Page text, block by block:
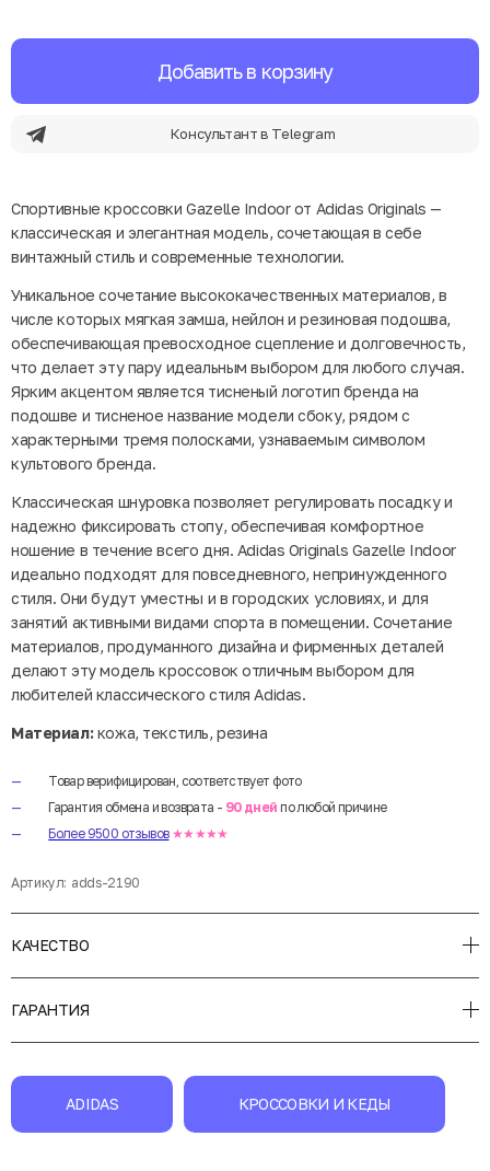
Добавить в корзину
Консультант в Telegram
Спортивные кроссовки Gazelle Indoor от Adidas Originals —
классическая и элегантная модель, сочетающая в себе
винтажный стиль и современные технологии.
Уникальное сочетание высококачественных материалов, в
числе которых мягкая замша, нейлон и резиновая подошва,
обеспечивающая превосходное сцепление и долговечность,
что делает эту пару идеальным выбором для любого случая.
Ярким акцентом является тисненый логотип бренда на
подошве и тисненое название модели сбоку, рядом с
характерными тремя полосками, узнаваемым символом
культового бренда.
Классическая шнуровка позволяет регулировать посадку и
надежно фиксировать стопу, обеспечивая комфортное
ношение в течение всего дня. Adidas Originals Gazelle Indoor
идеально подходят для повседневного, непринужденного
стиля. Они будут уместны и в городских условиях, и для
занятий активными видами спорта в помещении. Сочетание
материалов, продуманного дизайна и фирменных деталей
делают эту модель кроссовок отличным выбором для
любителей классического стиля Adidas.
Материал:кожа, текстиль, резина
Товар верифицирован, соответствует фото
Гарантия обмена и возврата - 90 дней по любой причине
Более 9500 отзывов ★★★★★
Артикул: adds-2190
КАЧЕСТВО
ГАРАНТИЯ
ADIDAS КРОССОВКИ И КЕДЫ